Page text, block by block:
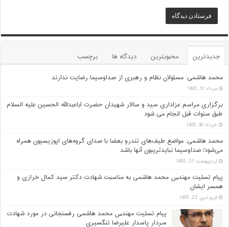
جدیدترین محبوبترین دیدگاه ها برچسب
محمد هاشمی: مسئولان نظام و رهبری از صداوسیما رضایت ندارند
مرداد 11, 1405
برگزاری مراسم عزاداری سید و سالار شهیدان حضرت اباعبدالله الحسین علیه السلام
طبق سنوات قبل انجام می شود
خرداد 30, 1405
محمد هاشمی: مواضع طیف‌های تندرو بعضا با صدای گروه‌های اپوزیسیون همراه
می‌شود/ صداوسیما نبایدتریبون آنها باشد
اردیبهشت 21, 1405
پیام تسلیت مهندس محمد هاشمی به مناسبت شهادت دکتر سید کمال خرازی و
همسر ایشان
فروردین 22, 1405
پیام تسلیت مهندس محمد هاشمی رفسنجانی در مورد شهادت
سردار پاسدار علیرضا تنگسیری